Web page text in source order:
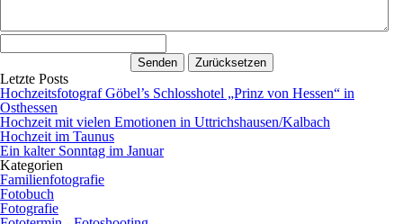
Letzte Posts
Hochzeitsfotograf Göbel’s Schlosshotel „Prinz von Hessen“ in
Osthessen
Hochzeit mit vielen Emotionen in Uttrichshausen/Kalbach
Hochzeit im Taunus
Ein kalter Sonntag im Januar
Kategorien
Familienfotografie
Fotobuch
Fotografie